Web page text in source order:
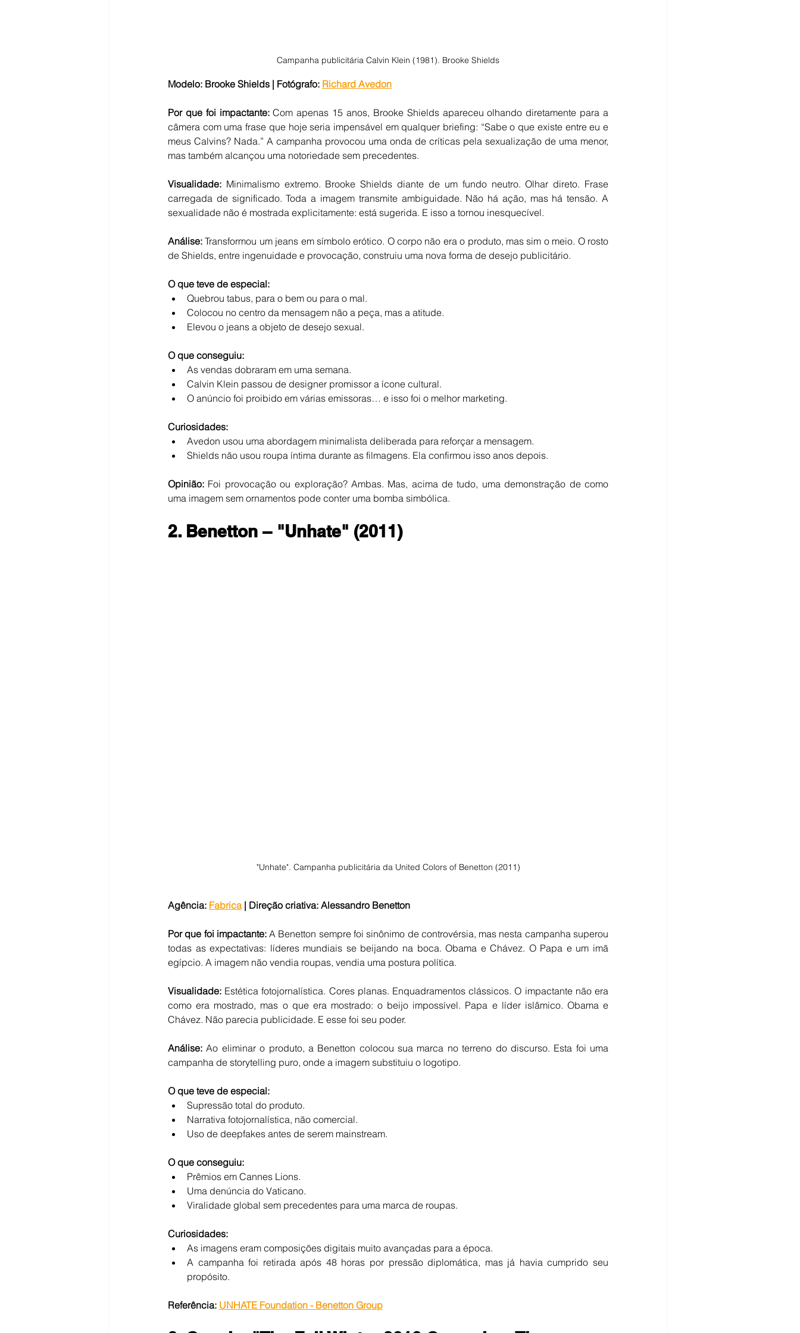
Campanha publicitária Calvin Klein (1981). Brooke Shields
Modelo: Brooke Shields | Fotógrafo: Richard Avedon
Por que foi impactante: Com apenas 15 anos, Brooke Shields apareceu olhando diretamente para a
câmera com uma frase que hoje seria impensável em qualquer briefing: “Sabe o que existe entre eu e
meus Calvins? Nada.” A campanha provocou uma onda de críticas pela sexualização de uma menor,
mas também alcançou uma notoriedade sem precedentes.
Visualidade: Minimalismo extremo. Brooke Shields diante de um fundo neutro. Olhar direto. Frase
carregada de significado. Toda a imagem transmite ambiguidade. Não há ação, mas há tensão. A
sexualidade não é mostrada explicitamente: está sugerida. E isso a tornou inesquecível.
Análise: Transformou um jeans em símbolo erótico. O corpo não era o produto, mas sim o meio. O rosto
de Shields, entre ingenuidade e provocação, construiu uma nova forma de desejo publicitário.
O que teve de especial:
Quebrou tabus, para o bem ou para o mal.
Colocou no centro da mensagem não a peça, mas a atitude.
Elevou o jeans a objeto de desejo sexual.
O que conseguiu:
As vendas dobraram em uma semana.
Calvin Klein passou de designer promissor a ícone cultural.
O anúncio foi proibido em várias emissoras… e isso foi o melhor marketing.
Curiosidades:
Avedon usou uma abordagem minimalista deliberada para reforçar a mensagem.
Shields não usou roupa íntima durante as filmagens. Ela confirmou isso anos depois.
Opinião: Foi provocação ou exploração? Ambas. Mas, acima de tudo, uma demonstração de como
uma imagem sem ornamentos pode conter uma bomba simbólica.
2. Benetton – "Unhate" (2011)
"Unhate". Campanha publicitária da United Colors of Benetton (2011)
Agência: Fabrica | Direção criativa: Alessandro Benetton
Por que foi impactante: A Benetton sempre foi sinônimo de controvérsia, mas nesta campanha superou
todas as expectativas: líderes mundiais se beijando na boca. Obama e Chávez. O Papa e um imã
egípcio. A imagem não vendia roupas, vendia uma postura política.
Visualidade: Estética fotojornalística. Cores planas. Enquadramentos clássicos. O impactante não era
como era mostrado, mas o que era mostrado: o beijo impossível. Papa e líder islâmico. Obama e
Chávez. Não parecia publicidade. E esse foi seu poder.
Análise: Ao eliminar o produto, a Benetton colocou sua marca no terreno do discurso. Esta foi uma
campanha de storytelling puro, onde a imagem substituiu o logotipo.
O que teve de especial:
Supressão total do produto.
Narrativa fotojornalística, não comercial.
Uso de deepfakes antes de serem mainstream.
O que conseguiu:
Prêmios em Cannes Lions.
Uma denúncia do Vaticano.
Viralidade global sem precedentes para uma marca de roupas.
Curiosidades:
As imagens eram composições digitais muito avançadas para a época.
A campanha foi retirada após 48 horas por pressão diplomática, mas já havia cumprido seu
propósito.
Referência: UNHATE Foundation - Benetton Group